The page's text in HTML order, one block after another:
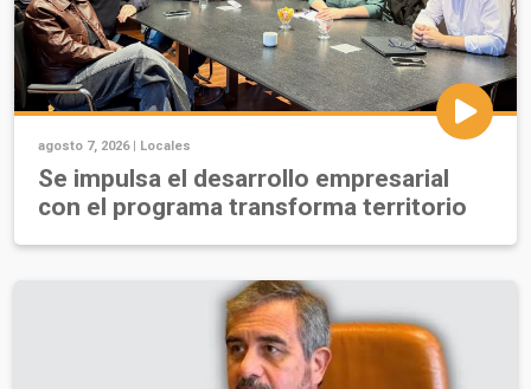
agosto 7, 2026 | Locales
Se impulsa el desarrollo empresarial
con el programa transforma territorio